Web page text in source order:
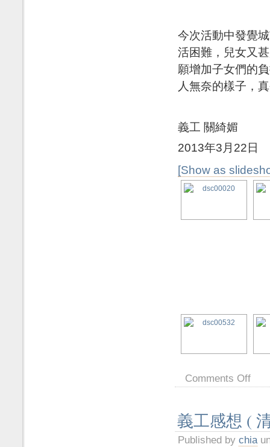
今次活動中發覺
活困難，兒女又
願增加子女們的
人無奈的樣子，
義工 關綺媚
2013年3月22日
[Show as
Comments Off
義工感想 (
Published by chia